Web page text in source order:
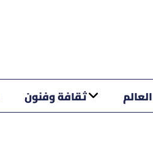
العالم ثقافة وفنون